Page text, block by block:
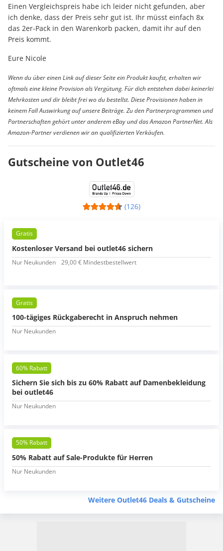
Einen Vergleichspreis habe ich leider nicht gefunden, aber
ich denke, dass der Preis sehr gut ist. Ihr müsst einfach 8x
das 2er-Pack in den Warenkorb packen, damit ihr auf den
Preis kommt.
Eure Nicole
Wenn du über einen Link auf dieser Seite ein Produkt kaufst, erhalten wir
oftmals eine kleine Provision als Vergütung. Für dich entstehen dabei keinerlei
Mehrkosten und dir bleibt frei wo du bestellst. Diese Provisionen haben in
keinem Fall Auswirkung auf unsere Beiträge. Zu den Partnerprogrammen und
Partnerschaften gehört unter anderem eBay und das Amazon PartnerNet. Als
Amazon-Partner verdienen wir an qualifizierten Verkäufen.
Gutscheine von Outlet46
(126)
Gratis
Kostenloser Versand bei outlet46 sichern
Nur Neukunden 29,00 € Mindestbestellwert
Gratis
100-tägiges Rückgaberecht in Anspruch nehmen
Nur Neukunden
60% Rabatt
Sichern Sie sich bis zu 60% Rabatt auf Damenbekleidung
bei outlet46
Nur Neukunden
50% Rabatt
50% Rabatt auf Sale-Produkte für Herren
Nur Neukunden
Weitere Outlet46 Deals & Gutscheine